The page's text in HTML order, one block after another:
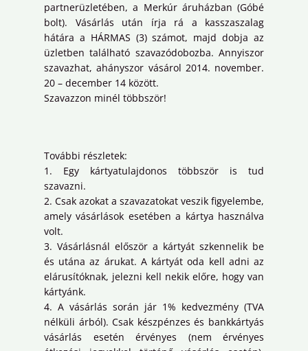
partnerüzletében, a Merkúr áruházban (Góbé
bolt). Vásárlás után írja rá a kasszaszalag
hátára a HÁRMAS (3) számot, majd dobja az
üzletben található szavazódobozba. Annyiszor
szavazhat, ahányszor vásárol 2014. november.
20 – december 14 között.
Szavazzon minél többször!
További részletek:
1. Egy kártyatulajdonos többször is tud
szavazni.
2. Csak azokat a szavazatokat veszik figyelembe,
amely vásárlások esetében a kártya használva
volt.
3. Vásárlásnál először a kártyát szkennelik be
és utána az árukat. A kártyát oda kell adni az
elárusítóknak, jelezni kell nekik előre, hogy van
kártyánk.
4. A vásárlás során jár 1% kedvezmény (TVA
nélküli árból). Csak készpénzes és bankkártyás
vásárlás esetén érvényes (nem érvényes